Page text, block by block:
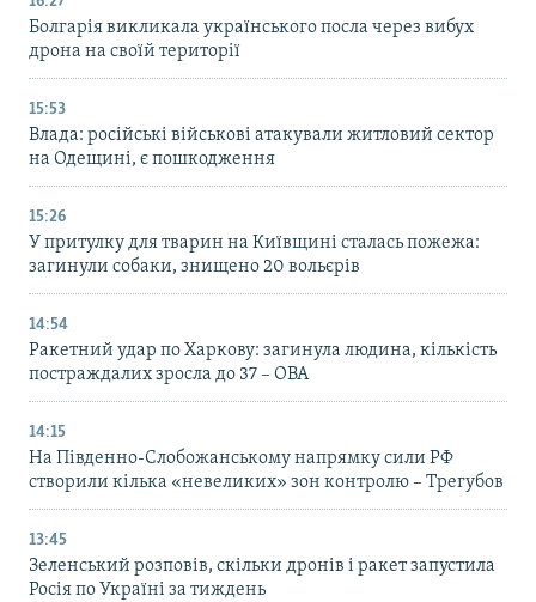
Болгарія викликала українського посла через вибух
дрона на своїй території
15:53
Влада: російські військові атакували житловий сектор
на Одещині, є пошкодження
15:26
У притулку для тварин на Київщині сталась пожежа:
загинули собаки, знищено 20 вольєрів
14:54
Ракетний удар по Харкову: загинула людина, кількість
постраждалих зросла до 37 – ОВА
14:15
На Південно-Слобожанському напрямку сили РФ
створили кілька «невеликих» зон контролю – Трегубов
13:45
Зеленський розповів, скільки дронів і ракет запустила
Росія по Україні за тиждень